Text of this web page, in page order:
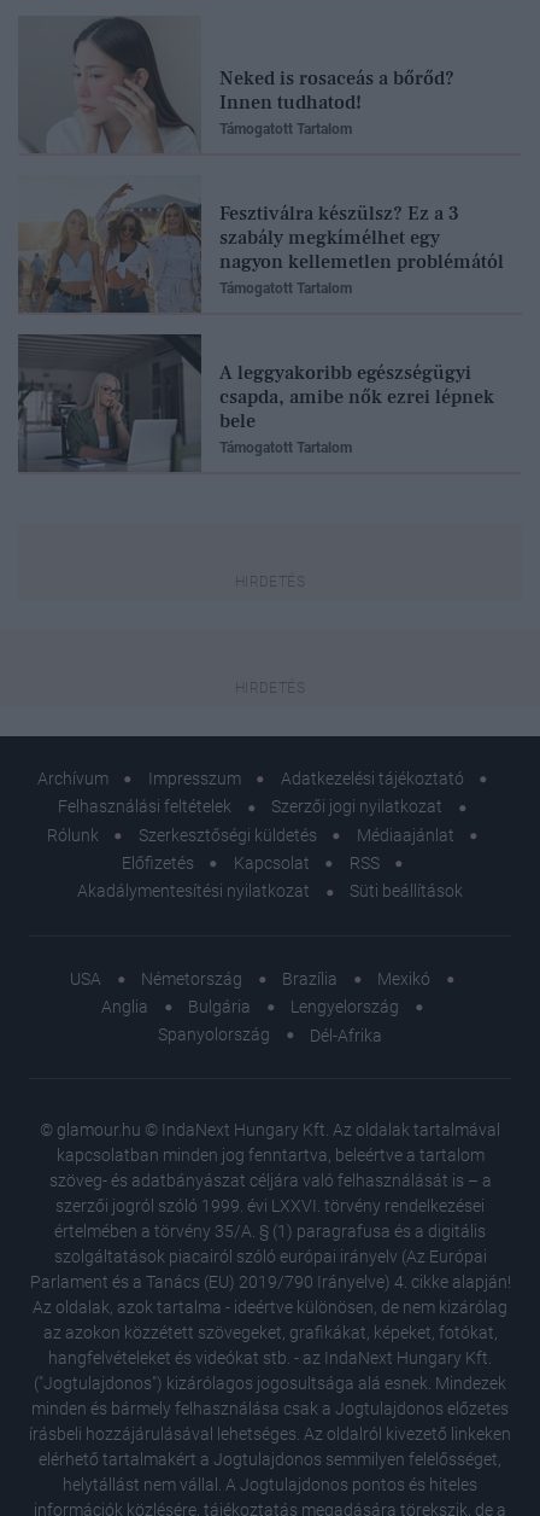
Neked is rosaceás a bőrőd?
Innen tudhatod!
Támogatott Tartalom
Fesztiválra készülsz? Ez a 3
szabály megkímélhet egy
nagyon kellemetlen problémától
Támogatott Tartalom
A leggyakoribb egészségügyi
csapda, amibe nők ezrei lépnek
bele
Támogatott Tartalom
Archívum Impresszum
Adatkezelési tájékoztató
Felhasználási feltételek
Szerzői jogi nyilatkozat
Rólunk
Szerkesztőségi küldetés
Médiaajánlat
Előfizetés
Kapcsolat
RSS
Akadálymentesítési nyilatkozat
Süti beállítások
USA Németország Brazília
Mexikó
Anglia
Bulgária
Lengyelország
Spanyolország
Dél-Afrika
© glamour.hu © IndaNext Hungary Kft. Az oldalak tartalmával
kapcsolatban minden jog fenntartva, beleértve a tartalom
szöveg- és adatbányászat céljára való felhasználását is – a
szerzői jogról szóló 1999. évi LXXVI. törvény rendelkezései
értelmében a törvény 35/A. § (1) paragrafusa és a digitális
szolgáltatások piacairól szóló európai irányelv (Az Európai
Parlament és a Tanács (EU) 2019/790 Irányelve) 4. cikke alapján!
Az oldalak, azok tartalma - ideértve különösen, de nem kizárólag
az azokon közzétett szövegeket, grafikákat, képeket, fotókat,
hangfelvételeket és videókat stb. - az IndaNext Hungary Kft.
("Jogtulajdonos") kizárólagos jogosultsága alá esnek. Mindezek
minden és bármely felhasználása csak a Jogtulajdonos előzetes
írásbeli hozzájárulásával lehetséges. Az oldalról kivezető linkeken
elérhető tartalmakért a Jogtulajdonos semmilyen felelősséget,
helytállást nem vállal. A Jogtulajdonos pontos és hiteles
információk közlésére, tájékoztatás megadására törekszik, de a